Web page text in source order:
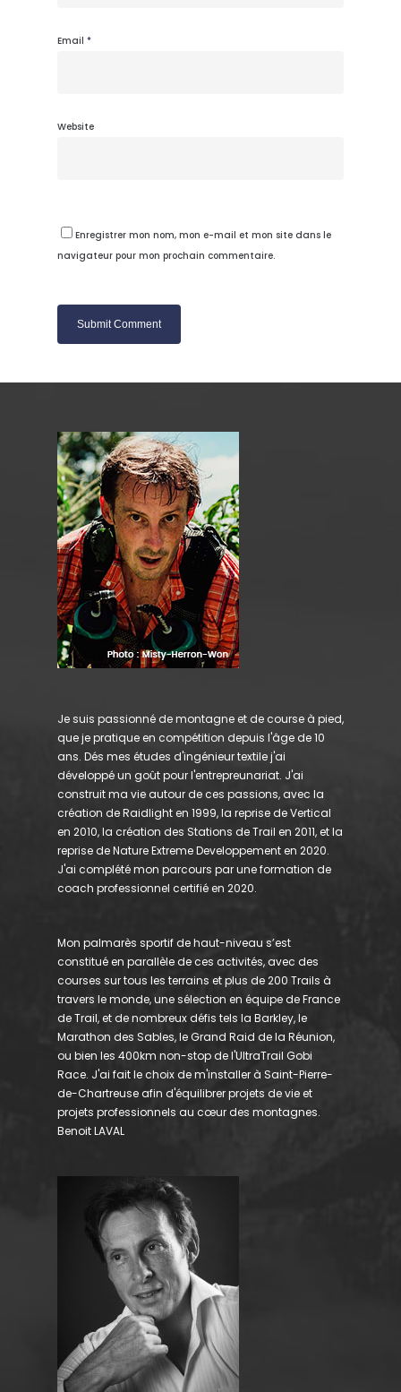
Email *
Website
Enregistrer mon nom, mon e-mail et mon site dans le
navigateur pour mon prochain commentaire.
Je suis passionné de montagne et de course à pied,
que je pratique en compétition depuis l'âge de 10
ans. Dés mes études d'ingénieur textile j'ai
développé un goût pour l'entrepreunariat. J'ai
construit ma vie autour de ces passions, avec la
création de Raidlight en 1999, la reprise de Vertical
en 2010, la création des Stations de Trail en 2011, et la
reprise de Nature Extreme Developpement en 2020.
J'ai complété mon parcours par une formation de
coach professionnel certifié en 2020.
Mon palmarès sportif de haut-niveau s’est
constitué en parallèle de ces activités, avec des
courses sur tous les terrains et plus de 200 Trails à
travers le monde, une sélection en équipe de France
de Trail, et de nombreux défis tels la Barkley, le
Marathon des Sables, le Grand Raid de la Réunion,
ou bien les 400km non-stop de l'UltraTrail Gobi
Race. J'ai fait le choix de m'installer à Saint-Pierre-
de-Chartreuse afin d'équilibrer projets de vie et
projets professionnels au cœur des montagnes.
Benoit LAVAL